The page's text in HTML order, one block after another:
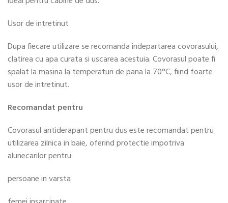
Usor de intretinut
Dupa fiecare utilizare se recomanda indepartarea covorasului,
clatirea cu apa curata si uscarea acestuia. Covorasul poate fi
spalat la masina la temperaturi de pana la 70°C, fiind foarte
usor de intretinut.
Recomandat pentru
Covorasul antiderapant pentru dus este recomandat pentru
utilizarea zilnica in baie, oferind protectie impotriva
alunecarilor pentru:
persoane in varsta